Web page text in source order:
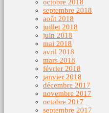
octobre 2018
septembre 2018
août 2018
juillet 2018
juin 2018
mai 2018
avril 2018
mars 2018
février 2018
janvier 2018
décembre 2017
novembre 2017
octobre 2017
septembre 2017